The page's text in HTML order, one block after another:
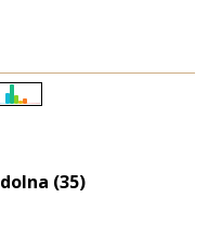
(35)